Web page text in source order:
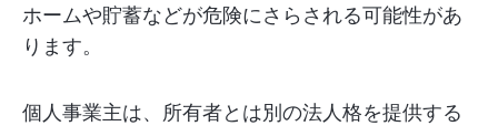
ホームや貯蓄などが危険にさらされる可能性があ
ります。
個人事業主は、所有者とは別の法人格を提供する